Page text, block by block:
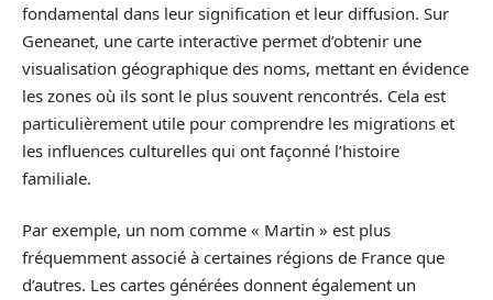
fondamental dans leur signification et leur diffusion. Sur
Geneanet, une carte interactive permet d’obtenir une
visualisation géographique des noms, mettant en évidence
les zones où ils sont le plus souvent rencontrés. Cela est
particulièrement utile pour comprendre les migrations et
les influences culturelles qui ont façonné l’histoire
familiale.
Par exemple, un nom comme « Martin » est plus
fréquemment associé à certaines régions de France que
d’autres. Les cartes générées donnent également un